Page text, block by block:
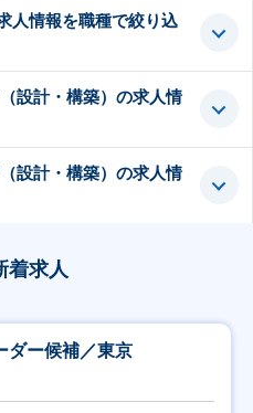
人情報を職種で絞り込
設計・構築）の求人情
設計・構築）の求人情
着求人
ダー候補／東京